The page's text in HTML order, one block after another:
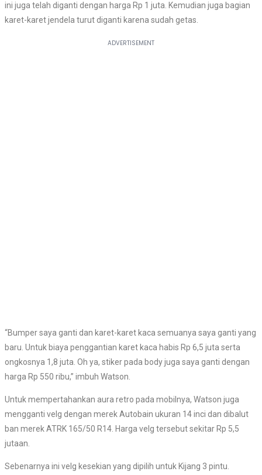
ini juga telah diganti dengan harga Rp 1 juta. Kemudian juga bagian
karet-karet jendela turut diganti karena sudah getas.
“Bumper saya ganti dan karet-karet kaca semuanya saya ganti yang
baru. Untuk biaya penggantian karet kaca habis Rp 6,5 juta serta
ongkosnya 1,8 juta. Oh ya, stiker pada body juga saya ganti dengan
harga Rp 550 ribu,” imbuh Watson.
Untuk mempertahankan aura retro pada mobilnya, Watson juga
mengganti velg dengan merek Autobain ukuran 14 inci dan dibalut
ban merek ATRK 165/50 R14. Harga velg tersebut sekitar Rp 5,5
jutaan.
Sebenarnya ini velg kesekian yang dipilih untuk Kijang 3 pintu.